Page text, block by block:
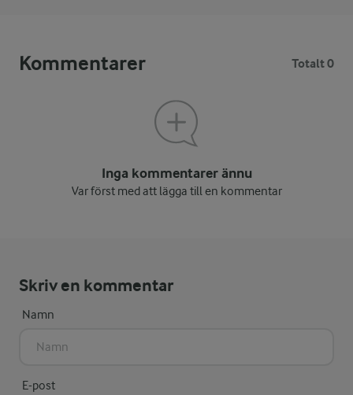
Kommentarer Totalt 0
Inga kommentarer ännu
Var först med att lägga till en kommentar
Skriv en kommentar
Namn
E-post